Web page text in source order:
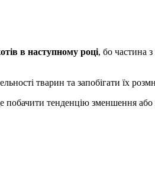
в наступному році, бо частина з
тварин та запобігати їх
тенденцію зменшення